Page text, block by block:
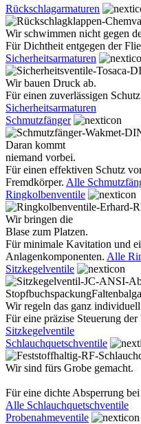
Rückschlagarmaturen
Wir schwimmen nicht gegen
Für Dichtheit entgegen der
Sicherheitsarmaturen
Wir bauen Druck ab.
Für einen zuverlässigen
Sicherheitsarmaturen
Schmutzfänger
Daran kommt
niemand vorbei.
Für einen effektiven Schutz
Fremdkörper. Alle
Ringkolbenventile
Wir bringen die
Blase zum Platzen.
Für minimale Kavitation und
Anlagenkomponenten. Alle
Sitzkegelventile
Wir regeln das ganz
Für eine präzise Steuerung der
Sitzkegelventile
Schlauchquetschventile
Wir sind fürs Grobe gemacht.
Für eine dichte Absperrung
Alle Schlauchquetschventile
Probenahmeventile